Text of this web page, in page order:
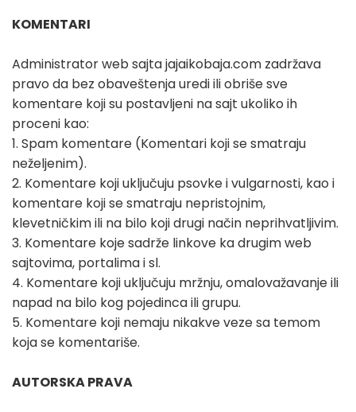
KOMENTARI
Administrator web sajta jajaikobaja.com zadržava
pravo da bez obaveštenja uredi ili obriše sve
komentare koji su postavljeni na sajt ukoliko ih
proceni kao:
1. Spam komentare (Komentari koji se smatraju
neželjenim).
2. Komentare koji uključuju psovke i vulgarnosti, kao i
komentare koji se smatraju nepristojnim,
klevetničkim ili na bilo koji drugi način neprihvatljivim.
3. Komentare koje sadrže linkove ka drugim web
sajtovima, portalima i sl.
4. Komentare koji uključuju mržnju, omalovažavanje ili
napad na bilo kog pojedinca ili grupu.
5. Komentare koji nemaju nikakve veze sa temom
koja se komentariše.
AUTORSKA PRAVA